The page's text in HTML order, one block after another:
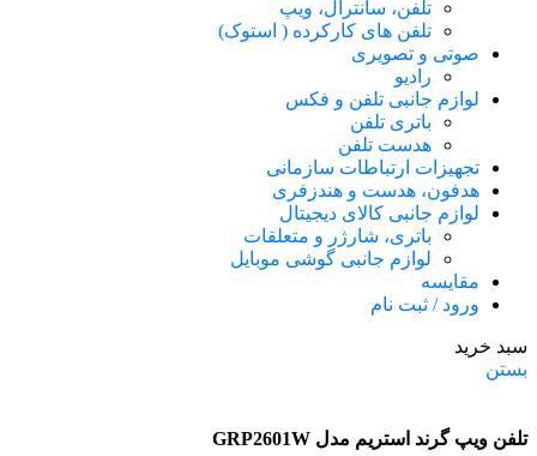
تلفن، سانترال، ویپ
تلفن های کارکرده ( استوک)
صوتی و تصویری
رادیو
لوازم جانبی تلفن و فکس
باتری تلفن
هدست تلفن
تجهیزات ارتباطات سازمانی
هدفون، هدست و هندزفری
لوازم جانبی کالای دیجیتال
باتری، شارژر و متعلقات
لوازم جانبی گوشی موبایل
مقایسه
ورود / ثبت نام
سبد خرید
بستن
تلفن ویپ گرند استریم مدل GRP2601W